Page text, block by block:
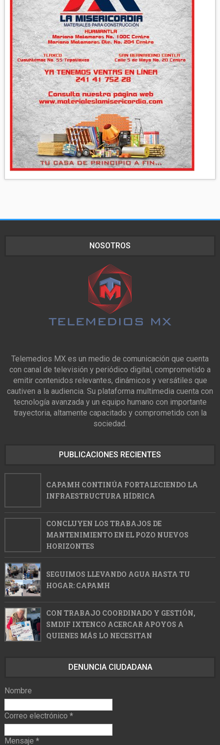
NOSOTROS
Telemedios MX es un medio de comunicación que cuenta
con canal de televisión y periódico digital, comprometido a
emitir contenidos relevantes, dinámicos y versátiles que
cautiven a la audiencia. Su plataforma multimedia cuenta con
tecnología avanzada y un equipo humano con importante
trayectoria, altamente capacitado y comprometido con la
sociedad.
PUBLICACIONES RECIENTES
CAPAMH CONTINÚA FORTALECIENDO LA
INFRAESTRUCTURA HÍDRICA
CONCLUYEN LOS TRABAJOS DE
MANTENIMIENTO EN EL POZO NUEVOS
HORIZONTES
SEGUIMOS LLEVANDO AGUA HASTA TU
HOGAR: CAPAMH
CON TRABAJO COORDINADO Y GESTIÓN,
SMDIF IXTENCO ACERCAR APOYOS A
QUIENES MÁS LO NECESITAN
DENUNCIA CIUDADANA
Nombre
Correo electrónico *
Mensaje *